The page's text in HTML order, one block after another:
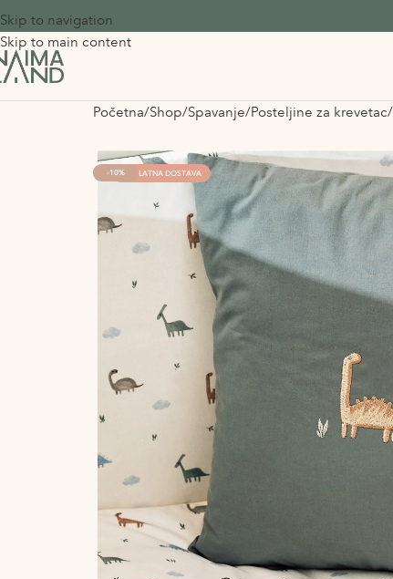
Skip to navigation
Skip to main content
Početna Shop Spavanje Posteljine za krevetac
-10%BESPLATNA DOSTAVA